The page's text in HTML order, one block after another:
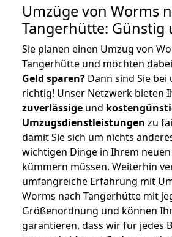
Umzüge von Worms
Tangerhütte: Günstig
Sie planen einen Umzug von
Tangerhütte und möchten
Geld sparen? Dann sind Sie bei
richtig! Unser Netzwerk bieten
zuverlässige und
Umzugsdienstleistungen zu
damit Sie sich um nichts
wichtigen Dinge in Ihrem
kümmern müssen. Weiterhin
umfangreiche Erfahrung mit
Worms nach Tangerhütte mit
Größenordnung und können
garantieren, dass wir für jedes